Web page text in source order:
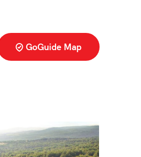
GoGuide Map